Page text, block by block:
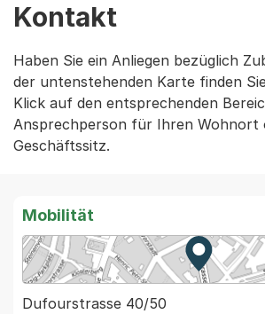
Kontakt
Haben Sie ein Anliegen bezüglich
der untenstehenden Karte finden
Klick auf den entsprechenden
Ansprechperson für Ihren Wohnort
Geschäftssitz.
Mobilität
Zur
Externer
Dufourstrasse 40/50